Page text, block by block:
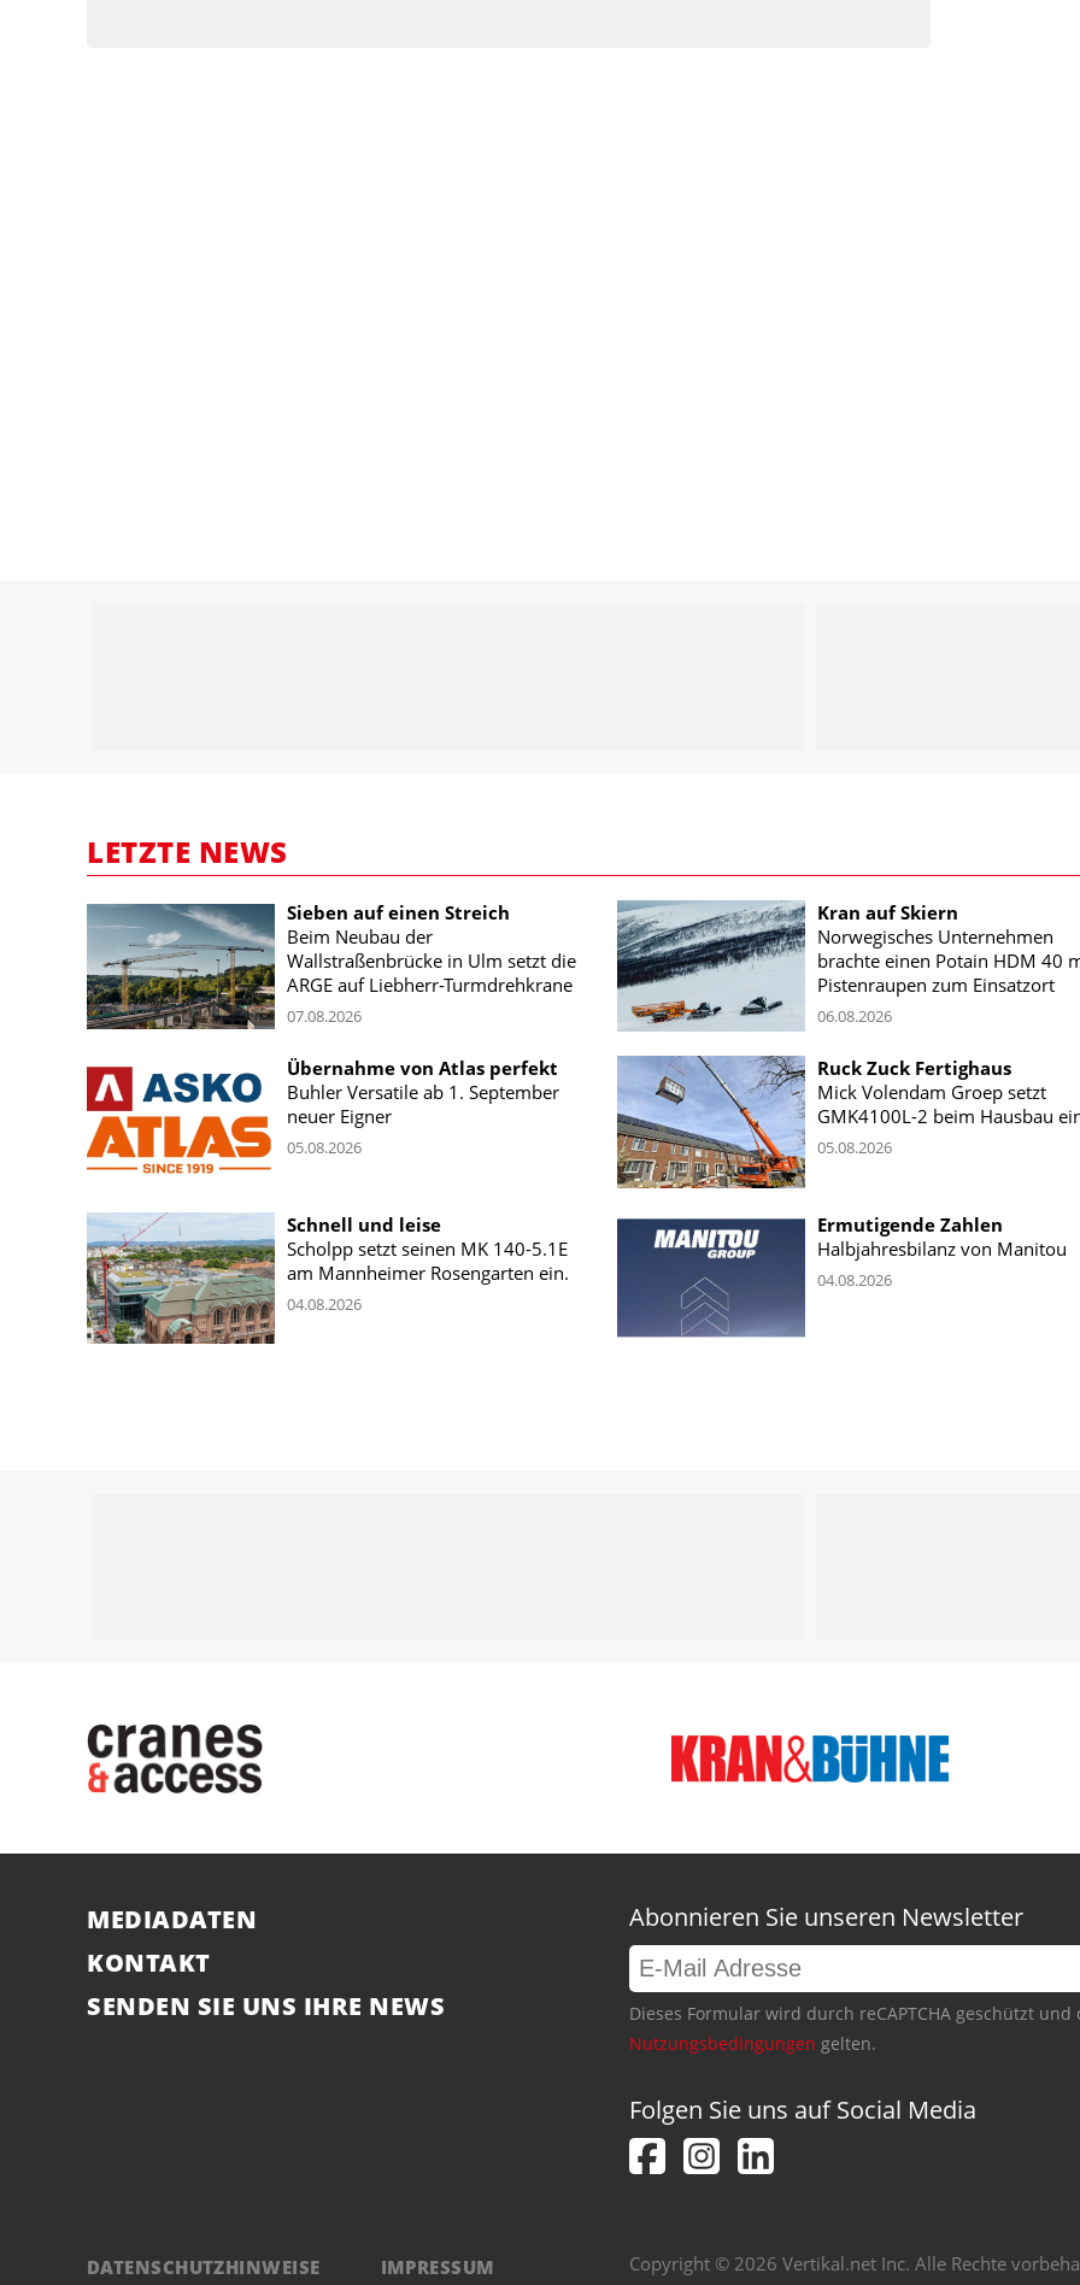
LETZTE NEWS
Sieben auf einen Streich
Beim Neubau der
Wallstraßenbrücke in Ulm setzt die
ARGE auf Liebherr-Turmdrehkrane
07.08.2026
Kran auf Skiern
Norwegisches Unternehmen
brachte einen Potain HDM 40
Pistenraupen zum Einsatzort
06.08.2026
Übernahme von Atlas perfekt
Buhler Versatile ab 1. September
neuer Eigner
05.08.2026
Ruck Zuck Fertighaus
Mick Volendam Groep setzt
GMK4100L-2 beim Hausbau
05.08.2026
Schnell und leise
Scholpp setzt seinen MK 140-5.1E
am Mannheimer Rosengarten ein.
04.08.2026
Ermutigende Zahlen
Halbjahresbilanz von Manitou
04.08.2026
MEDIADATEN
KONTAKT
SENDEN SIE UNS IHRE NEWS
Abonnieren Sie unseren Newsletter
Dieses Formular wird durch reCAPTCHA geschützt
Nutzungsbedingungen gelten.
Folgen Sie uns auf Social Media
DATENSCHUTZHINWEISE IMPRESSUM Copyright © 2026 Vertikal.net Inc. Alle Rechte